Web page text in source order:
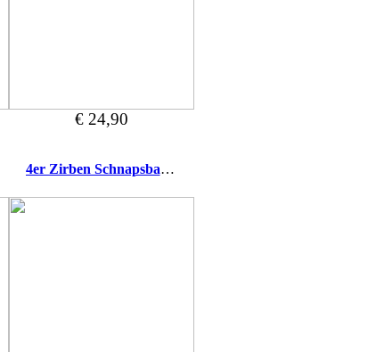
€ 24,90
4er Zirben Schnapsbank Mein Herz ist rein